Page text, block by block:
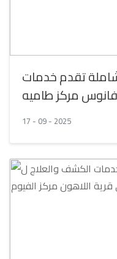
تقدم خدمات
17 - 09 - 2025